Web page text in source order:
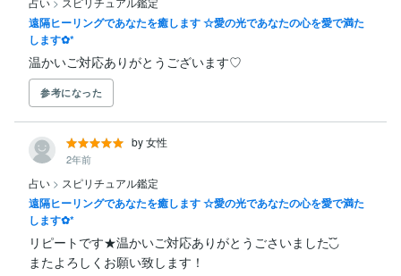
遠隔ヒーリングであなたを癒します ☆愛の光であなたの心を愛で満た
します✿*
温かいご対応ありがとうございます♡
参考になった
by 女性
2年前
占い > スピリチュアル鑑定
遠隔ヒーリングであなたを癒します ☆愛の光であなたの心を愛で満た
します✿*
リピートです★温かいご対応ありがとうごさいました◟̆◞̆
またよろしくお願い致します！